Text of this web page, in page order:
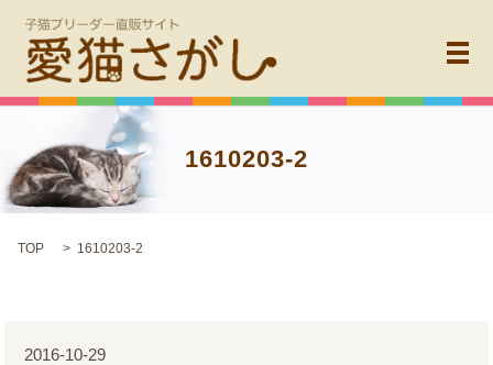
メ
1610203-2
TOP 1610203-2
2016-10-29